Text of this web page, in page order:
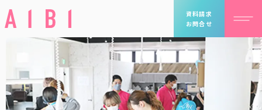
資料請求
お問合せ